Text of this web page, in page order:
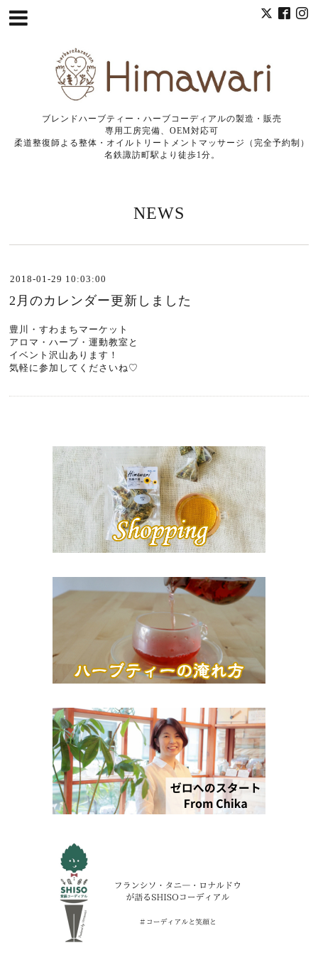
ブレンドハーブティー・ハーブコーディアルの製造・販売
専用工房完備、OEM対応可
柔道整復師よる整体・オイルトリートメントマッサージ（完全予約制）
名鉄諏訪町駅より徒歩1分。
NEWS
2018-01-29 10:03:00
2月のカレンダー更新しました
豊川・すわまちマーケット
アロマ・ハーブ・運動教室と
イベント沢山あります！
気軽に参加してくださいね♡